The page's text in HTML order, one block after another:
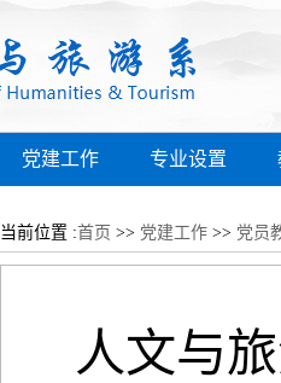
党建工作 专业设置
当前位置 :首页 >> 党建工作 >> 党员
人文与